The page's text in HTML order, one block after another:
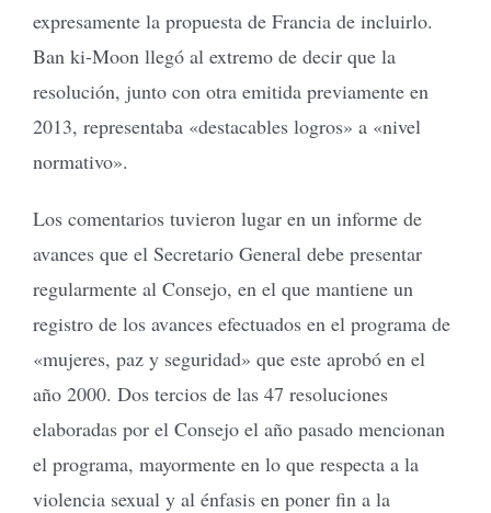
expresamente la propuesta de Francia de incluirlo.
Ban ki-Moon llegó al extremo de decir que la
resolución, junto con otra emitida previamente en
2013, representaba «destacables logros» a «nivel
normativo».
Los comentarios tuvieron lugar en un informe de
avances que el Secretario General debe presentar
regularmente al Consejo, en el que mantiene un
registro de los avances efectuados en el programa de
«mujeres, paz y seguridad» que este aprobó en el
año 2000. Dos tercios de las 47 resoluciones
elaboradas por el Consejo el año pasado mencionan
el programa, mayormente en lo que respecta a la
violencia sexual y al énfasis en poner fin a la